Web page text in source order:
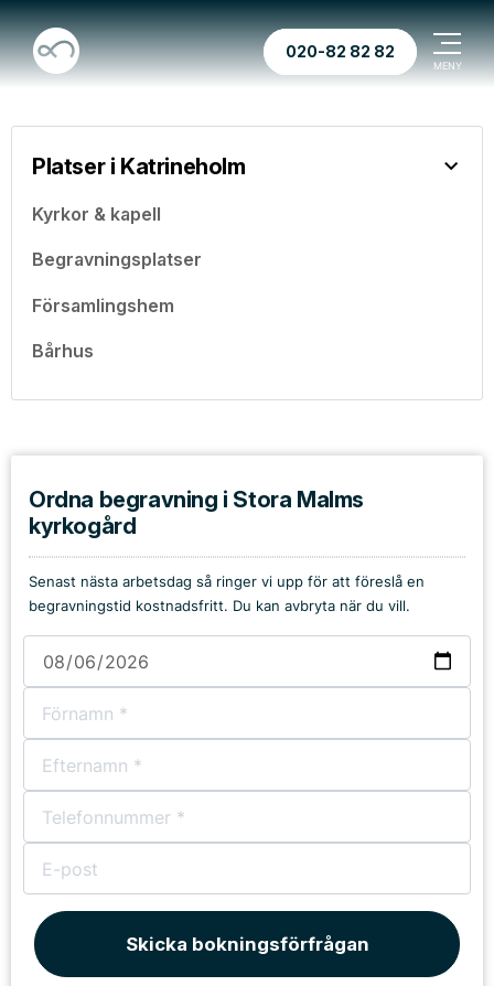
020-82 82 82
Platser i Katrineholm
Kyrkor & kapell
Begravningsplatser
Församlingshem
Bårhus
Ordna begravning i Stora Malms
kyrkogård
Senast nästa arbetsdag så ringer vi upp för att föreslå en
begravningstid kostnadsfritt. Du kan avbryta när du vill.
Skicka bokningsförfrågan